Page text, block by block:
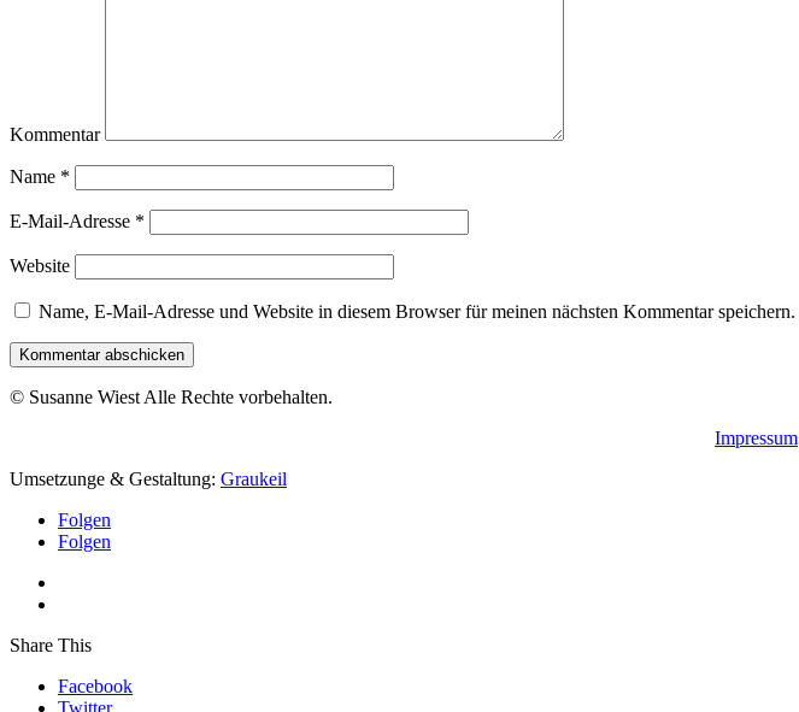
Kommentar
Name *
E-Mail-Adresse *
Website
Name, E-Mail-Adresse und Website in diesem Browser für meinen nächsten Kommentar speichern.
Kommentar abschicken
© Susanne Wiest Alle Rechte vorbehalten.
Impressum
Umsetzunge & Gestaltung: Graukeil
Folgen
Folgen
Share This
Facebook